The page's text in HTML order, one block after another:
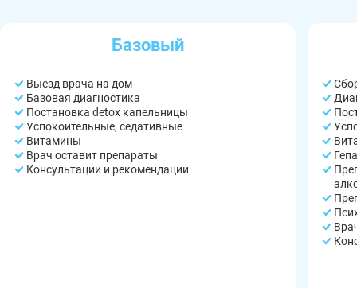
Базовый
Выезд врача на дом
Базовая диагностика
Постановка detox капельницы
Успокоительные, седативные
Витамины
Врач оставит препараты
Консультации и рекомендации